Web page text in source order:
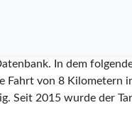
In dem
Fahrt von 8 Kilometern
Seit 2015wurde der